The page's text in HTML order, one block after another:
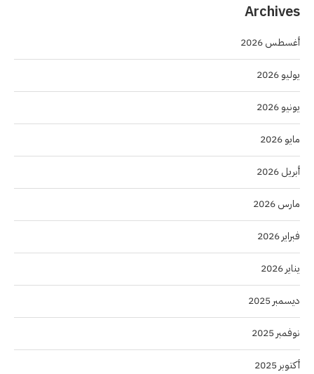
Archives
أغسطس 2026
يوليو 2026
يونيو 2026
مايو 2026
أبريل 2026
مارس 2026
فبراير 2026
يناير 2026
ديسمبر 2025
نوفمبر 2025
أكتوبر 2025